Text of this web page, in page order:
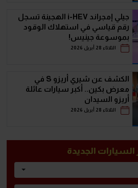
جيلي إمجراند i-HEV الهجينة تسجل
رقم قياسي في استهلاك الوقود
بموسوعة جينيس!
الثلاثاء 28 أبريل 2026
الكشف عن شيري أريزو S في
معرض بكين.. أكبر سيارات عائلة
أريزو السيدان
الثلاثاء 28 أبريل 2026
السيارات الجديدة